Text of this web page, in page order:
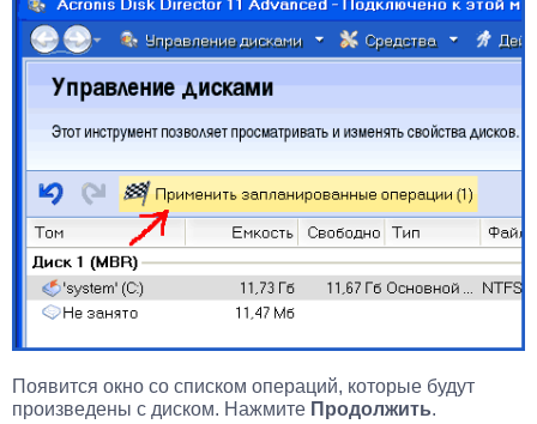
Появится окно со списком операций, которые будут
произведены с диском. Нажмите Продолжить.